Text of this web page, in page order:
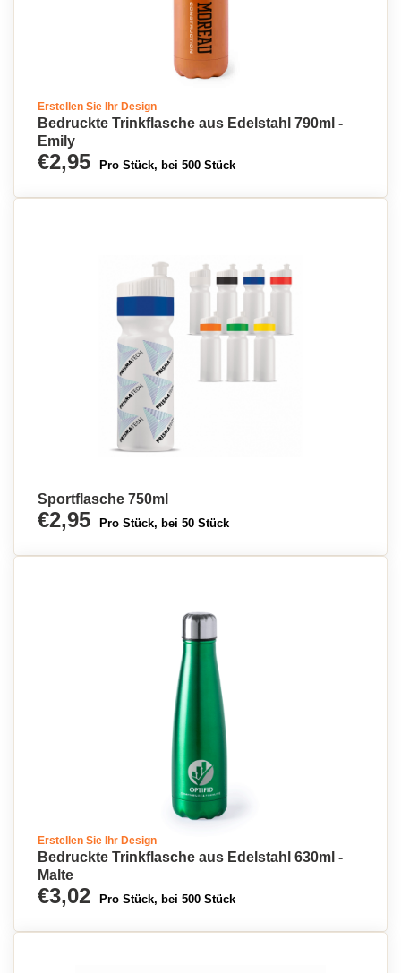
Erstellen Sie Ihr Design
Bedruckte Trinkflasche aus Edelstahl 790ml -
Emily
€2,95 Pro Stück, bei 500 Stück
Sportflasche 750ml
€2,95 Pro Stück, bei 50 Stück
Erstellen Sie Ihr Design
Bedruckte Trinkflasche aus Edelstahl 630ml -
Malte
€3,02 Pro Stück, bei 500 Stück